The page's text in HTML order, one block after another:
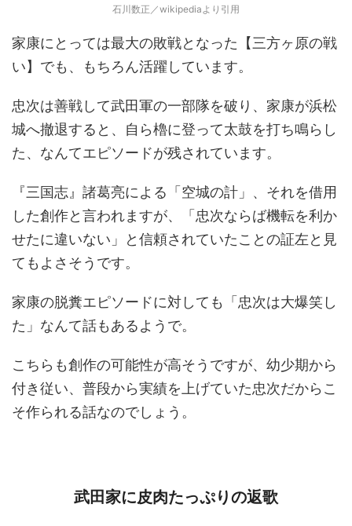
石川数正／wikipediaより引用
家康にとっては最大の敗戦となった【三方ヶ原の戦
い】でも、もちろん活躍しています。
忠次は善戦して武田軍の一部隊を破り、家康が浜松
城へ撤退すると、自ら櫓に登って太鼓を打ち鳴らし
た、なんてエピソードが残されています。
『三国志』諸葛亮による「空城の計」、それを借用
した創作と言われますが、「忠次ならば機転を利か
せたに違いない」と信頼されていたことの証左と見
てもよさそうです。
家康の脱糞エピソードに対しても「忠次は大爆笑し
た」なんて話もあるようで。
こちらも創作の可能性が高そうですが、幼少期から
付き従い、普段から実績を上げていた忠次だからこ
そ作られる話なのでしょう。
武田家に皮肉たっぷりの返歌